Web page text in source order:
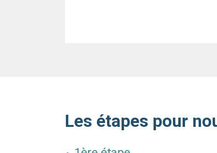
Les étapes pour